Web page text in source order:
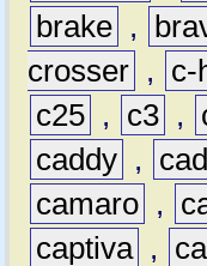
brake ,
crosser , c-
c25 , c3 ,
caddy ,
camaro ,
captiva ,